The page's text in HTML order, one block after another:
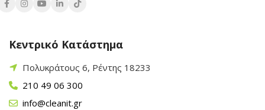
Κεντρικό Κατάστημα
Πολυκράτους 6, Ρέντης 18233
210 49 06 300
info@cleanit.gr